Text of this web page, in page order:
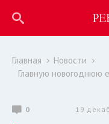
Главная
Новости
Главную новогоднюю
0 19